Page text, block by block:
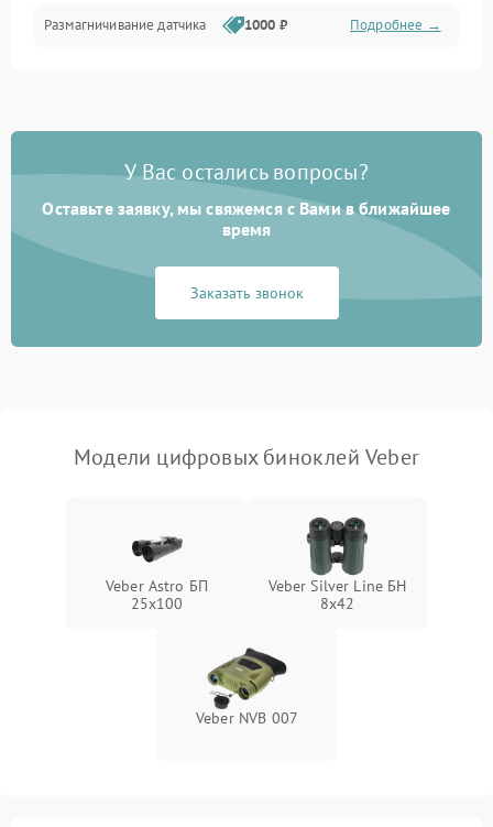
Размагничивание датчика 1000 ₽ Подробнее →
цветов дисплея
Подробнее →
коркое время
1000 ₽ Подробнее →
1500 ₽ Подробнее →
У Вас остались вопросы?
Оставьте заявку, мы свяжемся с Вами в ближайшее
время
Заказать звонок
Модели цифровых биноклей Veber
Veber Astro БП
25x100
Veber Silver Line БН
8x42
Veber NVB 007